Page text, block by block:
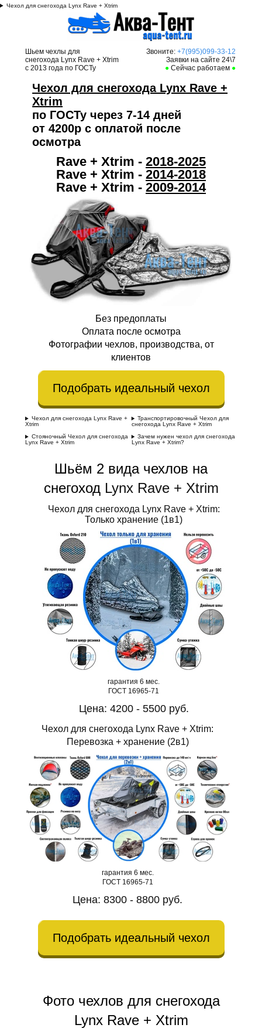
Чехол для снегохода Lynx Rave + Xtrim
Шьем чехлы для
снегохода Lynx Rave + Xtrim
с 2013 года по ГОСТу
Звоните:+7(995)099-33-12
Заявки на сайте 24\7
● Сейчас работаем ●
Чехол для снегохода Lynx Rave +
Xtrim
по ГОСТу через 7-14 дней
от 4200р с оплатой после
осмотра
Rave + Xtrim - 2018-2025
Rave + Xtrim - 2014-2018
Rave + Xtrim - 2009-2014
Без предоплаты
Оплата после осмотра
Фотографии чехлов, производства, от
клиентов
Подобрать идеальный чехол
Чехол для снегохода Lynx Rave +
Xtrim
Транспортировочный Чехол для
снегохода Lynx Rave + Xtrim
Стояночный Чехол для снегохода
Lynx Rave + Xtrim
Зачем нужен чехол для снегохода
Lynx Rave + Xtrim?
Шьём 2 вида чехлов на
снегоход Lynx Rave + Xtrim
Чехол для снегохода Lynx Rave + Xtrim:
Только хранение (1в1)
гарантия 6 мес.
ГОСТ 16965-71
Цена: 4200 - 5500 руб.
Чехол для снегохода Lynx Rave + Xtrim:
Перевозка + хранение (2в1)
гарантия 6 мес.
ГОСТ 16965-71
Цена: 8300 - 8800 руб.
Подобрать идеальный чехол
Фото чехлов для снегохода
Lynx Rave + Xtrim